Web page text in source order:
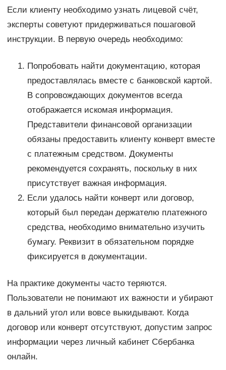
Если клиенту необходимо узнать лицевой счёт,
эксперты советуют придерживаться пошаговой
инструкции. В первую очередь необходимо:
Попробовать найти документацию, которая
предоставлялась вместе с банковской картой.
В сопровождающих документов всегда
отображается искомая информация.
Представители финансовой организации
обязаны предоставить клиенту конверт вместе
с платежным средством. Документы
рекомендуется сохранять, поскольку в них
присутствует важная информация.
Если удалось найти конверт или договор,
который был передан держателю платежного
средства, необходимо внимательно изучить
бумагу. Реквизит в обязательном порядке
фиксируется в документации.
На практике документы часто теряются.
Пользователи не понимают их важности и убирают
в дальний угол или вовсе выкидывают. Когда
договор или конверт отсутствуют, допустим запрос
информации через личный кабинет Сбербанка
онлайн.